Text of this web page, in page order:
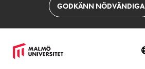
GODKÄNN NÖDVÄNDIGA